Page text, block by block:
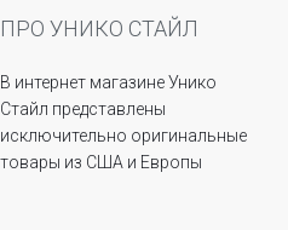
ПРО УНИКО СТАЙЛ
В интернет магазине Унико
Стайл представлены
исключительно оригинальные
товары из США и Европы